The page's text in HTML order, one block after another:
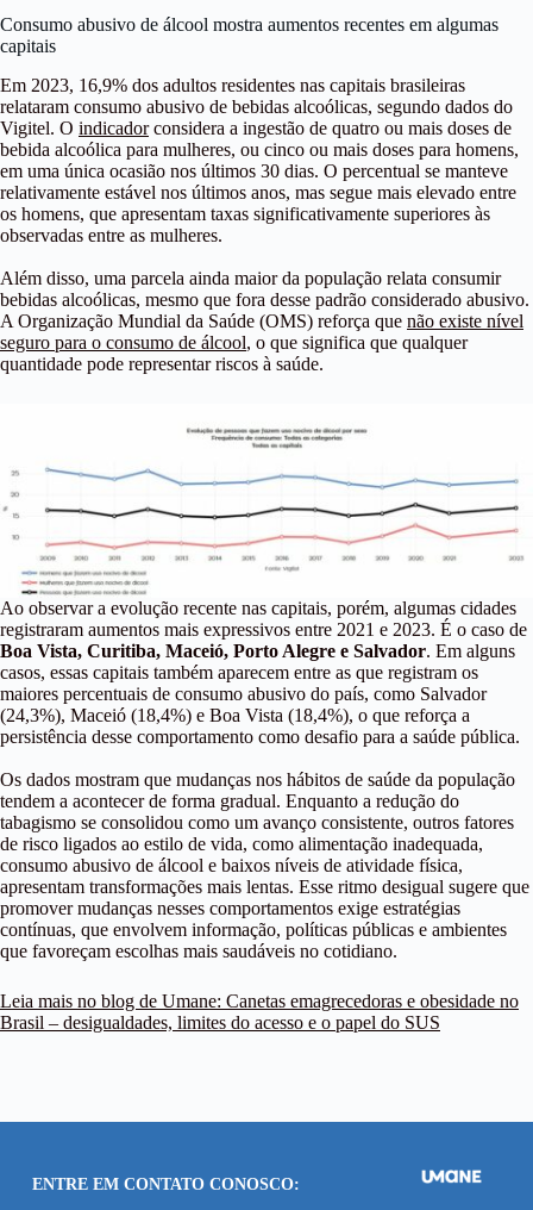
Consumo abusivo de álcool mostra aumentos recentes em algumas
capitais
Em 2023, 16,9% dos adultos residentes nas capitais brasileiras
relataram consumo abusivo de bebidas alcoólicas, segundo dados do
Vigitel. O indicadorconsidera a ingestão de quatro ou mais doses de
bebida alcoólica para mulheres, ou cinco ou mais doses para homens,
em uma única ocasião nos últimos 30 dias. O percentual se manteve
relativamente estável nos últimos anos, mas segue mais elevado entre
os homens, que apresentam taxas significativamente superiores às
observadas entre as mulheres.
Além disso, uma parcela ainda maior da população relata consumir
bebidas alcoólicas, mesmo que fora desse padrão considerado abusivo.
A Organização Mundial da Saúde (OMS) reforça que não existe nível
seguro para o consumo de álcool, o que significa que qualquer
quantidade pode representar riscos à saúde.
Ao observar a evolução recente nas capitais, porém, algumas cidades
registraram aumentos mais expressivos entre 2021 e 2023. É o caso de
Boa Vista, Curitiba, Maceió, Porto Alegre e Salvador. Em alguns
casos, essas capitais também aparecem entre as que registram os
maiores percentuais de consumo abusivo do país, como Salvador
(24,3%), Maceió (18,4%) e Boa Vista (18,4%), o que reforça a
persistência desse comportamento como desafio para a saúde pública.
Os dados mostram que mudanças nos hábitos de saúde da população
tendem a acontecer de forma gradual. Enquanto a redução do
tabagismo se consolidou como um avanço consistente, outros fatores
de risco ligados ao estilo de vida, como alimentação inadequada,
consumo abusivo de álcool e baixos níveis de atividade física,
apresentam transformações mais lentas. Esse ritmo desigual sugere que
promover mudanças nesses comportamentos exige estratégias
contínuas, que envolvem informação, políticas públicas e ambientes
que favoreçam escolhas mais saudáveis no cotidiano.
Leia mais no blog de Umane: Canetas emagrecedoras e obesidade no
Brasil – desigualdades, limites do acesso e o papel do SUS
ENTRE EM CONTATO CONOSCO: